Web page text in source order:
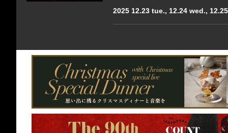
2025 12.23 tue., 12.24 wed.,